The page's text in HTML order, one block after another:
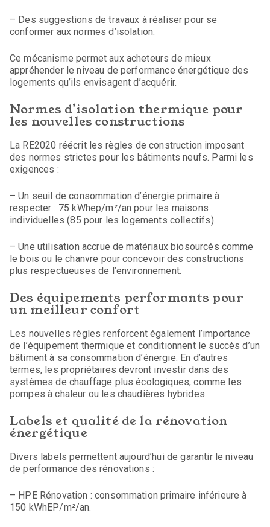
– Des suggestions de travaux à réaliser pour se
conformer aux normes d’isolation.
Ce mécanisme permet aux acheteurs de mieux
appréhender le niveau de performance énergétique des
logements qu’ils envisagent d’acquérir.
Normes d’isolation thermique pour
les nouvelles constructions
La RE2020 réécrit les règles de construction imposant
des normes strictes pour les bâtiments neufs. Parmi les
exigences :
– Un seuil de consommation d’énergie primaire à
respecter : 75 kWhep/m²/an pour les maisons
individuelles (85 pour les logements collectifs).
– Une utilisation accrue de matériaux biosourcés comme
le bois ou le chanvre pour concevoir des constructions
plus respectueuses de l’environnement.
Des équipements performants pour
un meilleur confort
Les nouvelles règles renforcent également l’importance
de l’équipement thermique et conditionnent le succès d’un
bâtiment à sa consommation d’énergie. En d’autres
termes, les propriétaires devront investir dans des
systèmes de chauffage plus écologiques, comme les
pompes à chaleur ou les chaudières hybrides.
Labels et qualité de la rénovation
énergétique
Divers labels permettent aujourd’hui de garantir le niveau
de performance des rénovations :
– HPE Rénovation : consommation primaire inférieure à
150 kWhEP/m²/an.